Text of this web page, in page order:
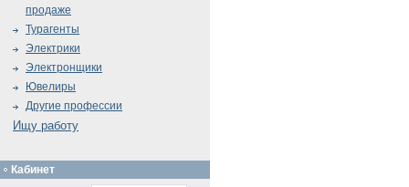
продаже
Турагенты
Электрики
Электронщики
Ювелиры
Другие профессии
Ищу работу
Кабинет